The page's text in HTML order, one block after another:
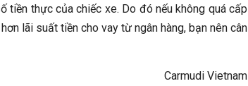
tiền thực của chiếc xe. Do đó nếu không quá cấp
lãi suất tiền cho vay từ ngân hàng, bạn nên cân
Carmudi Vietnam